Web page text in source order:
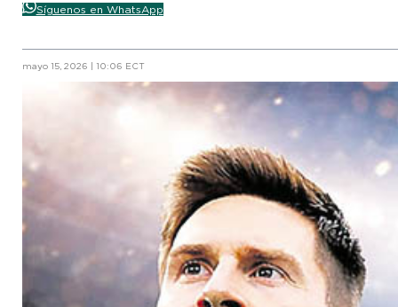
Síguenos en WhatsApp
mayo 15, 2026 | 10:06 ECT